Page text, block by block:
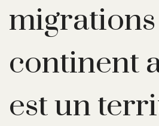
migrations
continent
est un